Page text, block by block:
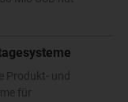
Produkt- und
für